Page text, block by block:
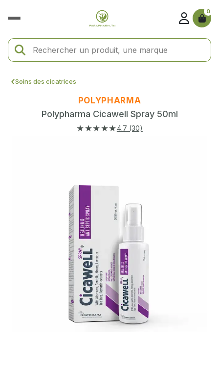
0
Soins des cicatrices
POLYPHARMA
Polypharma Cicawell Spray 50ml
★★★★★4.7 (30)